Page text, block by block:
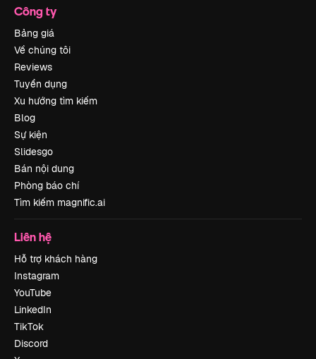
Công ty
Bảng giá
Về chúng tôi
Reviews
Tuyển dụng
Xu hướng tìm kiếm
Blog
Sự kiện
Slidesgo
Bán nội dung
Phòng báo chí
Tìm kiếm magnific.ai
Liên hệ
Hỗ trợ khách hàng
Instagram
YouTube
LinkedIn
TikTok
Discord